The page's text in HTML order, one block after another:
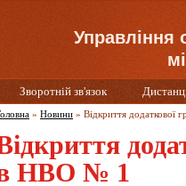
Управління
Зворотній зв'язок
» Новини » Відкриття додаткової
НВО № 1